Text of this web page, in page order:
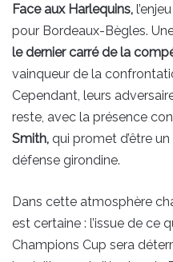
Face aux Harlequins,
pour Bordeaux-Bègles.
le dernier carré de la
vainqueur de la
Cependant, leurs
reste, avec la présence
Smith, qui promet d’être
défense girondine.
Dans cette atmosphère
est certaine : l’issue de ce
Champions Cup sera